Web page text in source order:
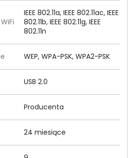
IEEE 802.11a, IEEE 802.11ac, IEEE
802.11b, IEEE 802.11g, IEEE
802.11n
WEP, WPA-PSK, WPA2-PSK
USB 2.0
Producenta
24 miesiące